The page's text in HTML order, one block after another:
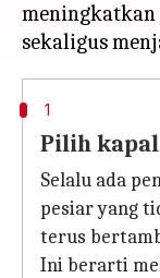
meningkatkan
1
Pilih
Selalu ada
pesiar yang
terus
Ini berarti